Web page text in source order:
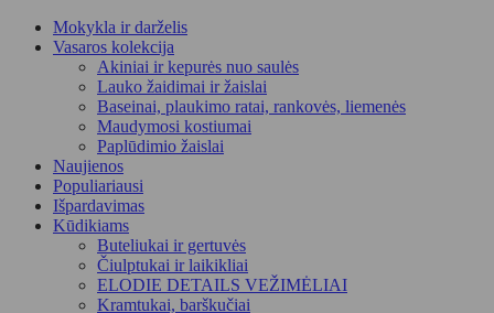
Mokykla ir darželis
Vasaros kolekcija
Akiniai ir kepurės nuo saulės
Lauko žaidimai ir žaislai
Baseinai, plaukimo ratai, rankovės, liemenės
Maudymosi kostiumai
Paplūdimio žaislai
Naujienos
Populiariausi
Išpardavimas
Kūdikiams
Buteliukai ir gertuvės
Čiulptukai ir laikikliai
ELODIE DETAILS VEŽIMĖLIAI
Kramtukai, barškučiai